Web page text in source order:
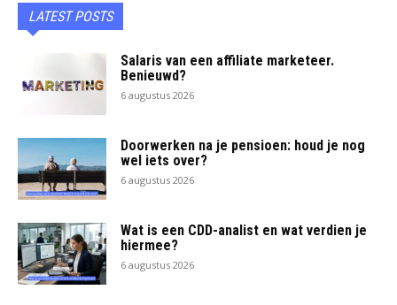
LATEST POSTS
Salaris van een affiliate marketeer.
Benieuwd?
6 augustus 2026
Doorwerken na je pensioen: houd je nog
wel iets over?
6 augustus 2026
Wat is een CDD-analist en wat verdien je
hiermee?
6 augustus 2026